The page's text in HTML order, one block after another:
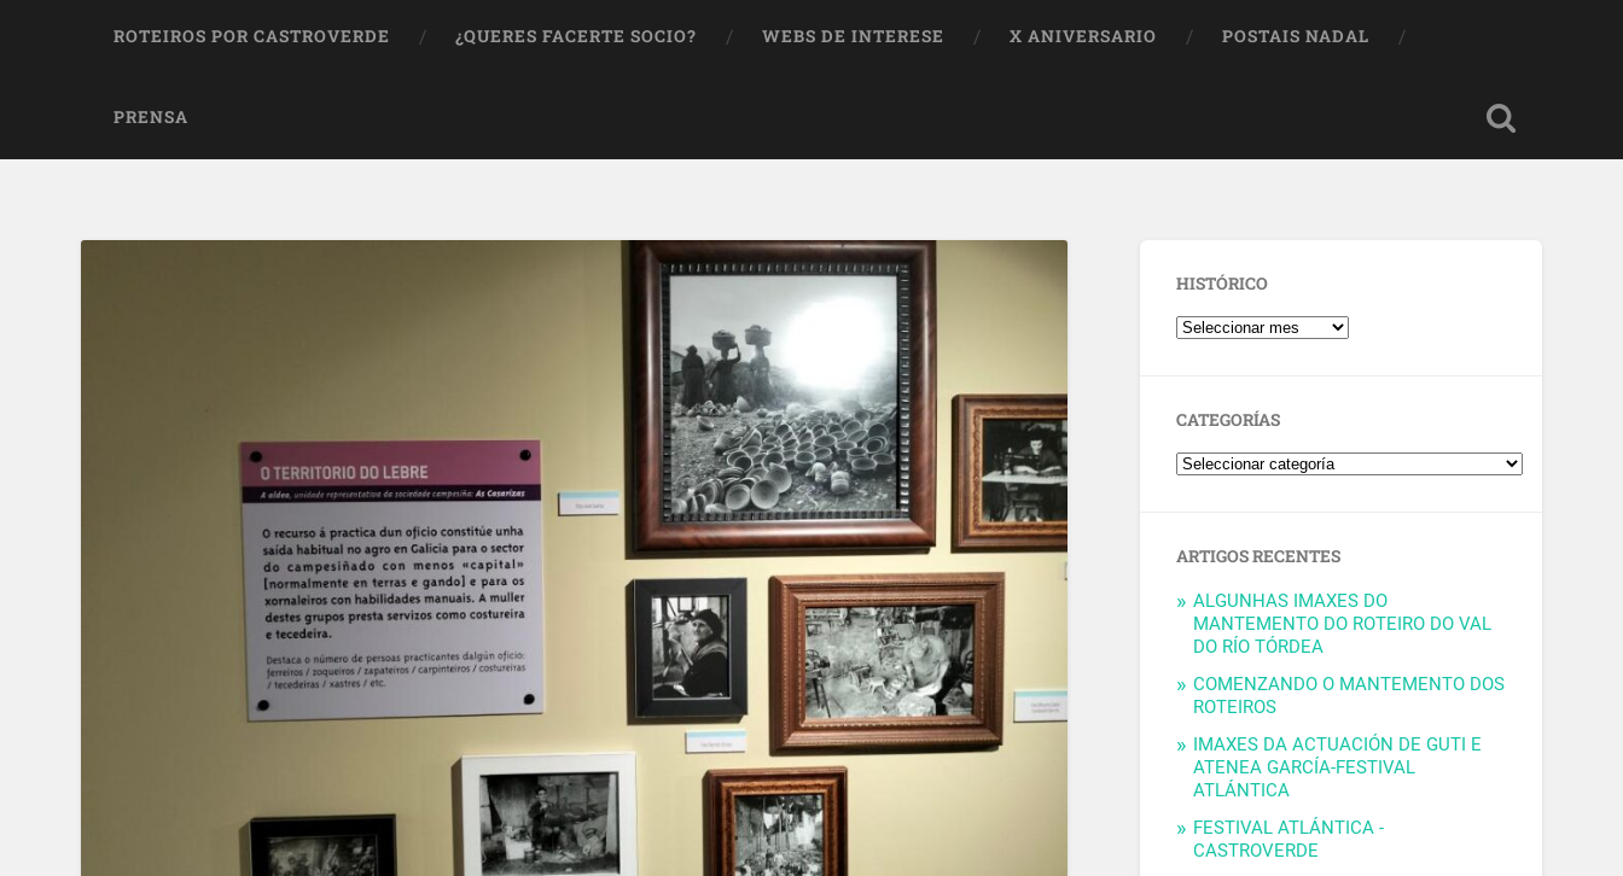
ROTEIROS POR CASTROVERDE ¿QUERES FACERTE SOCIO? WEBS DE INTERESE X ANIVERSARIO POSTAIS NADAL
PRENSA
HISTÓRICO
CATEGORÍAS
ARTIGOS RECENTES
ALGUNHAS IMAXES DO
MANTEMENTO DO ROTEIRO DO VAL
DO RÍO TÓRDEA
COMENZANDO O MANTEMENTO DOS
ROTEIROS
IMAXES DA ACTUACIÓN DE GUTI E
ATENEA GARCÍA-FESTIVAL
ATLÁNTICA
FESTIVAL ATLÁNTICA -
CASTROVERDE